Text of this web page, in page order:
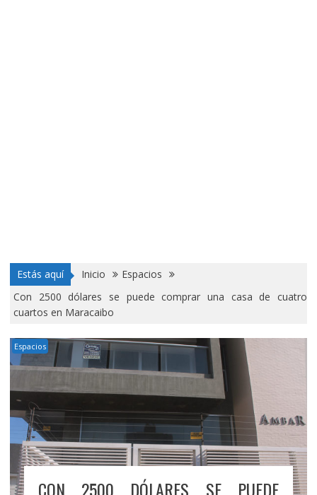
Estás aquí Inicio
Espacios
Con 2500 dólares se puede comprar una casa de cuatro
cuartos en Maracaibo
Espacios
CON 2500 DÓLARES SE PUEDE